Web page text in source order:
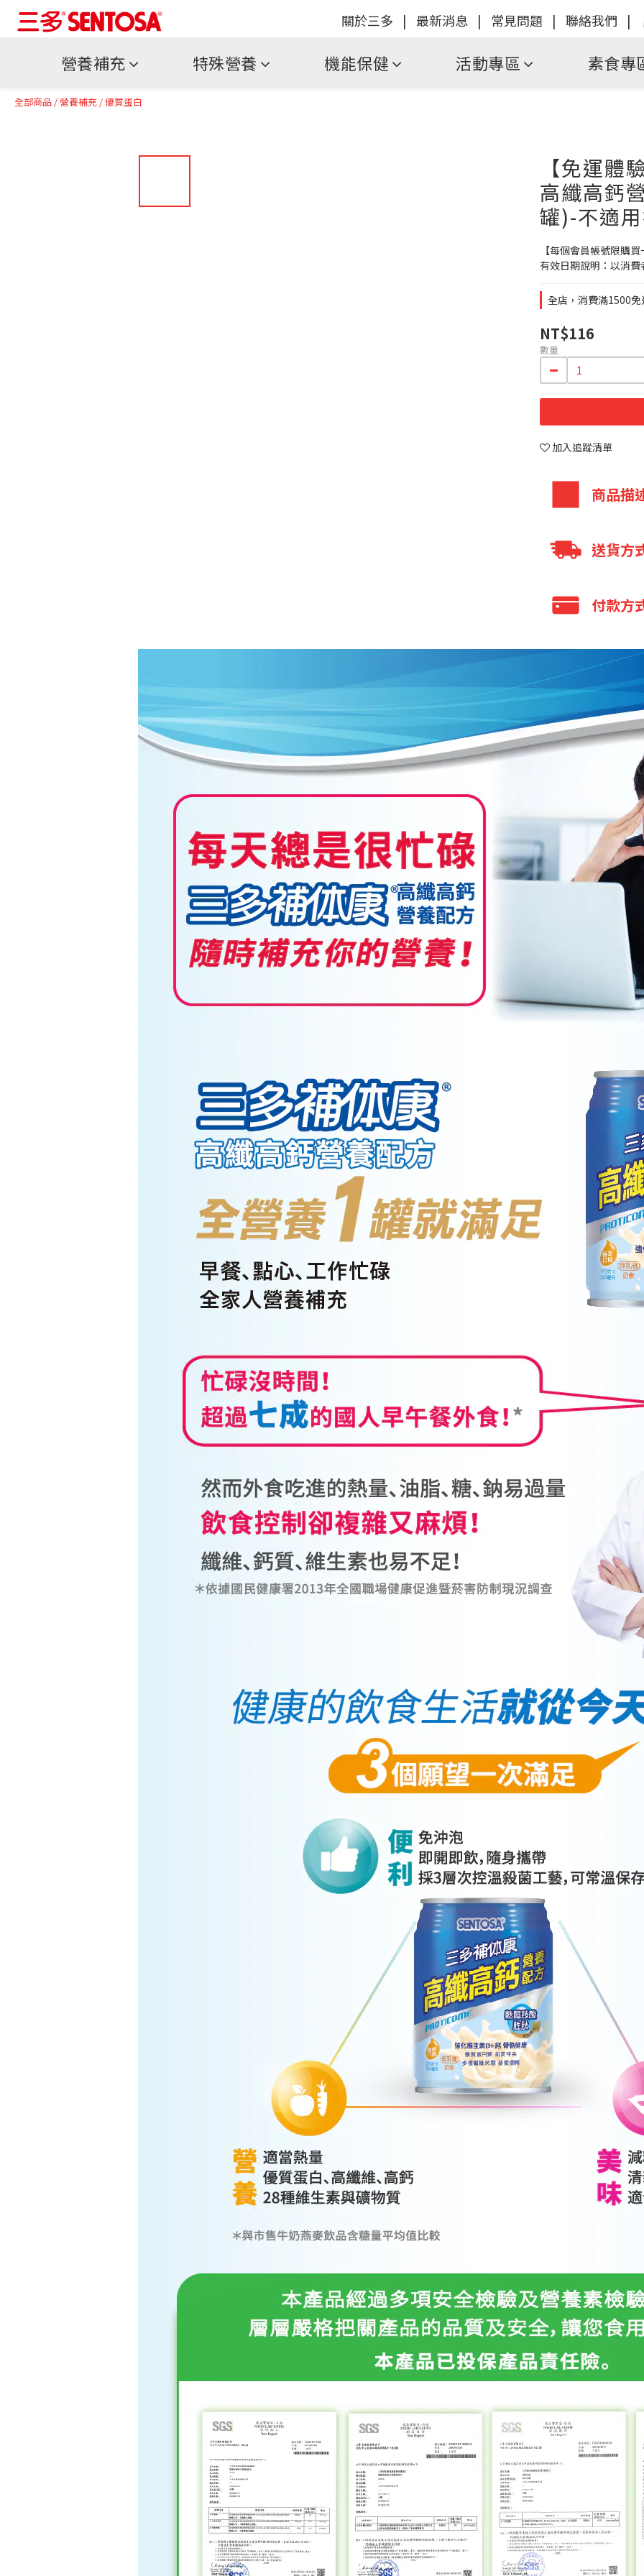
營養補充 特殊營養 機能保健 活動專區 素食專
關於三多 | 最新消息 | 常見問題 | 聯絡我們 |
全部商品 /營養補充 /優質蛋白
【免運體
高纖高鈣
罐)-不適
【每個會員帳號限購
有效日期說明：以消
全店，消費滿1500免
NT$116
數量
加入追蹤清單
商品描
高鈣+維生素
高纖配方，可
無乳糖
送貨方
全家 取貨不
7-11 取貨不
付款方
信用卡付款
銀行轉帳／
LINE Pay